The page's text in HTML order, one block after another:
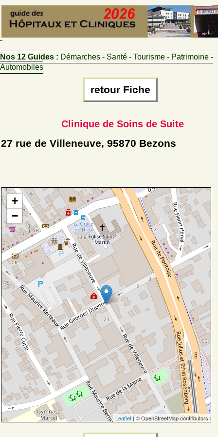
Nos 12 Guides : Démarches - Santé - Tourisme - Patrimoine -
Automobiles
retour Fiche
Clinique de Soins de Suite
27 rue de Villeneuve, 95870 Bezons
+
−
Leaflet | © OpenStreetMap contributors